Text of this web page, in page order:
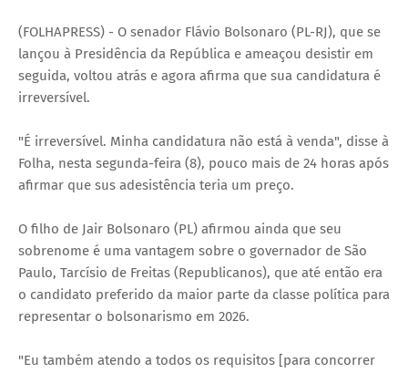
(FOLHAPRESS) - O senador Flávio Bolsonaro (PL-RJ), que se
lançou à Presidência da República e ameaçou desistir em
seguida, voltou atrás e agora afirma que sua candidatura é
irreversível.
"É irreversível. Minha candidatura não está à venda", disse à
Folha, nesta segunda-feira (8), pouco mais de 24 horas após
afirmar que sus adesistência teria um preço.
O filho de Jair Bolsonaro (PL) afirmou ainda que seu
sobrenome é uma vantagem sobre o governador de São
Paulo, Tarcísio de Freitas (Republicanos), que até então era
o candidato preferido da maior parte da classe política para
representar o bolsonarismo em 2026.
"Eu também atendo a todos os requisitos [para concorrer